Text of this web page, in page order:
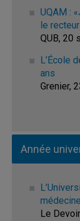
UQAM :
le
QUB, 20
L’École
ans
Grenier,
Année
médecine
Le